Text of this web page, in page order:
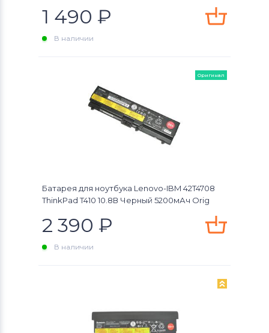
1 490 ₽
В наличии
Оригинал
Батарея для ноутбука Lenovo-IBM 42T4708
ThinkPad T410 10.8В Черный 5200мАч Orig
2 390 ₽
В наличии